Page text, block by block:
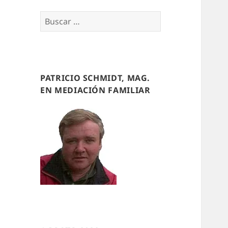
Buscar
por:
PATRICIO SCHMIDT, MAG.
EN MEDIACIÓN FAMILIAR